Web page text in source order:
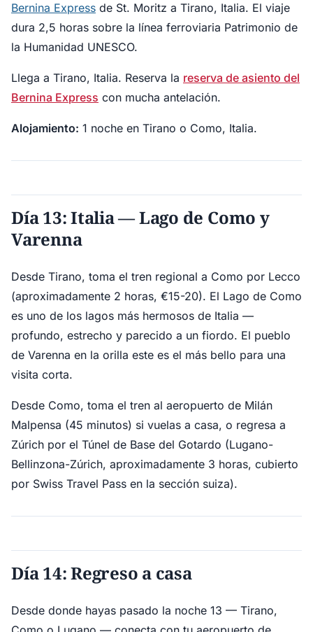
Bernina Express de St. Moritz a Tirano, Italia. El viaje
dura 2,5 horas sobre la línea ferroviaria Patrimonio de
la Humanidad UNESCO.
Llega a Tirano, Italia. Reserva la reserva de asiento del
Bernina Express con mucha antelación.
Alojamiento: 1 noche en Tirano o Como, Italia.
Día 13: Italia — Lago de Como y
Varenna
Desde Tirano, toma el tren regional a Como por Lecco
(aproximadamente 2 horas, €15-20). El Lago de Como
es uno de los lagos más hermosos de Italia —
profundo, estrecho y parecido a un fiordo. El pueblo
de Varenna en la orilla este es el más bello para una
visita corta.
Desde Como, toma el tren al aeropuerto de Milán
Malpensa (45 minutos) si vuelas a casa, o regresa a
Zúrich por el Túnel de Base del Gotardo (Lugano-
Bellinzona-Zúrich, aproximadamente 3 horas, cubierto
por Swiss Travel Pass en la sección suiza).
Día 14: Regreso a casa
Desde donde hayas pasado la noche 13 — Tirano,